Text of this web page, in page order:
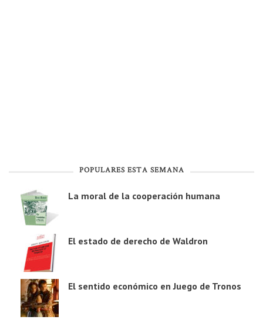
POPULARES ESTA SEMANA
La moral de la cooperación humana
El estado de derecho de Waldron
El sentido económico en Juego de Tronos